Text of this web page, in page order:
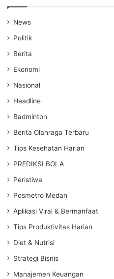
News
Politik
Berita
Ekonomi
Nasional
Headline
Badminton
Berita Olahraga Terbaru
Tips Kesehatan Harian
PREDIKSI BOLA
Peristiwa
Posmetro Medan
Aplikasi Viral & Bermanfaat
Tips Produktivitas Harian
Diet & Nutrisi
Strategi Bisnis
Manajemen Keuangan